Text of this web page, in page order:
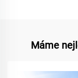
Máme